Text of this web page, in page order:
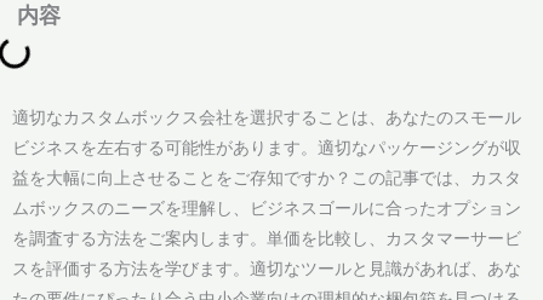
容
適切なカスタムボックス会社を選択することは、あなたのスモール
ビジネスを左右する可能性があります。適切なパッケージングが収
益を大幅に向上させることをご存知ですか？この記事では、カスタ
ムボックスのニーズを理解し、ビジネスゴールに合ったオプション
を調査する方法をご案内します。単価を比較し、カスタマーサービ
スを評価する方法を学びます。適切なツールと見識があれば、あな